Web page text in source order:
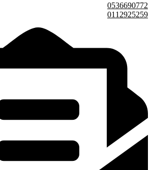
0536690772
0112925259